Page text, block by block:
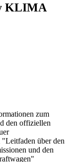
KLIMA
zum
den offiziellen
über den
und den